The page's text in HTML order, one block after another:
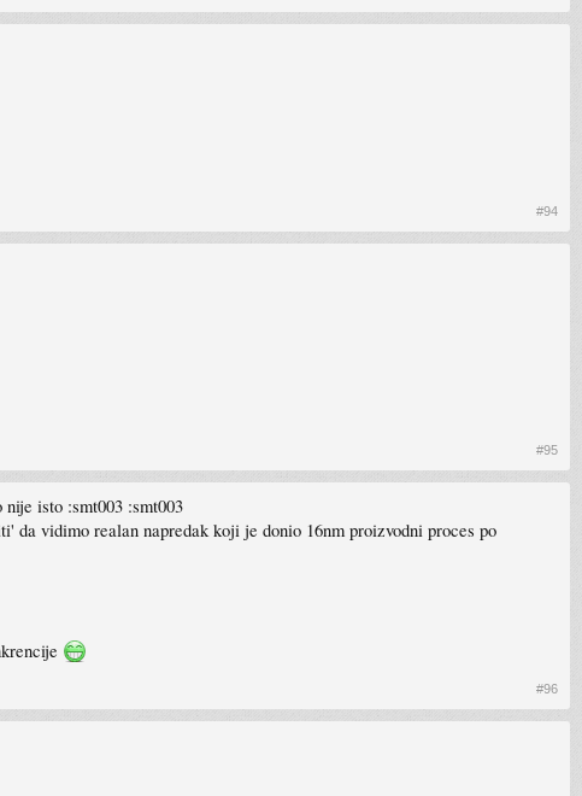
#94
#95
isto :smt003 :smt003
da vidimo realan napredak koji je donio 16nm proizvodni proces po
#96